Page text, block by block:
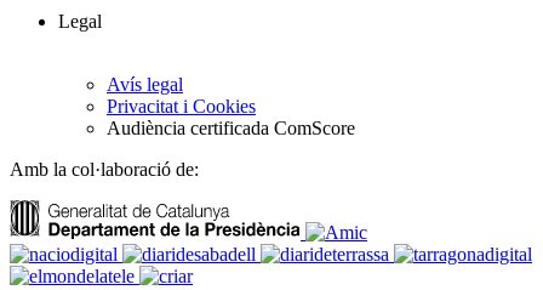
Legal
Avís legal
Privacitat i Cookies
Audiència certificada ComScore
Amb la col·laboració de: